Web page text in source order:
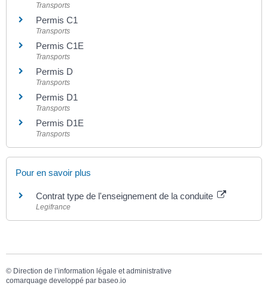
Transports
Permis C1
Transports
Permis C1E
Transports
Permis D
Transports
Permis D1
Transports
Permis D1E
Transports
Pour en savoir plus
Contrat type de l'enseignement de la conduite
Legifrance
© Direction de l’information légale et administrative
comarquage developpé par baseo.io